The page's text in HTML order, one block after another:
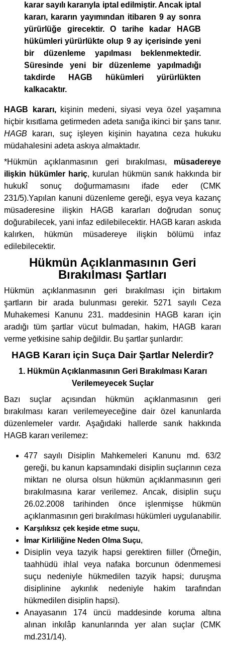
karar sayılı kararıyla iptal edilmiştir. Ancak iptal
kararı, kararın yayımından itibaren 9 ay sonra
yürürlüğe girecektir. O tarihe kadar HAGB
hükümleri yürürlükte olup 9 ay içerisinde yeni
bir düzenleme yapılması beklenmektedir.
Süresinde yeni bir düzenleme yapılmadığı
takdirde HAGB hükümleri yürürlükten
kalkacaktır.
HAGB kararı,kişinin medeni, siyasi veya özel yaşamına
hiçbir kısıtlama getirmeden adeta sanığa ikinci bir şans tanır.
HAGB kararı, suç işleyen kişinin hayatına ceza hukuku
müdahalesini adeta askıya almaktadır.
*Hükmün açıklanmasının geri bırakılması, müsadereye
ilişkin hükümler hariç, kurulan hükmün sanık hakkında bir
hukukî sonuç doğurmamasını ifade eder (CMK
231/5).Yapılan kanuni düzenleme gereği, eşya veya kazanç
müsaderesine ilişkin HAGB kararları doğrudan sonuç
doğurabilecek, yani infaz edilebilecektir. HAGB kararı askıda
kalırken, hükmün müsadereye ilişkin bölümü infaz
edilebilecektir.
Hükmün Açıklanmasının Geri
Bırakılması Şartları
Hükmün açıklanmasının geri bırakılması için birtakım
şartların bir arada bulunması gerekir. 5271 sayılı Ceza
Muhakemesi Kanunu 231. maddesinin HAGB kararı için
aradığı tüm şartlar vücut bulmadan, hakim, HAGB kararı
verme yetkisine sahip değildir. Bu şartlar şunlardır:
HAGB Kararı için Suça Dair Şartlar Nelerdir?
1. Hükmün Açıklanmasının Geri Bırakılması Kararı
Verilemeyecek Suçlar
Bazı suçlar açısından hükmün açıklanmasının geri
bırakılması kararı verilemeyeceğine dair özel kanunlarda
düzenlemeler vardır. Aşağıdaki hallerde sanık hakkında
HAGB kararı verilemez:
477 sayılı Disiplin Mahkemeleri Kanunu md. 63/2
gereği, bu kanun kapsamındaki disiplin suçlarının ceza
miktarı ne olursa olsun hükmün açıklanmasının geri
bırakılmasına karar verilemez. Ancak, disiplin suçu
26.02.2008 tarihinden önce işlenmişse hükmün
açıklanmasının geri bırakılması hükümleri uygulanabilir.
Karşılıksız çek keşide etme suçu,
İmar Kirliliğine Neden Olma Suçu,
Disiplin veya tazyik hapsi gerektiren fiiller (Örneğin,
taahhüdü ihlal veya nafaka borcunun ödenmemesi
suçu nedeniyle hükmedilen tazyik hapsi; duruşma
disiplinine aykırılık nedeniyle hakim tarafından
hükmedilen disiplin hapsi).
Anayasanın 174 üncü maddesinde koruma altına
alınan inkılâp kanunlarında yer alan suçlar (CMK
md.231/14).